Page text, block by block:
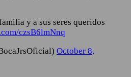
y a sus seres queridos
czsB6lmNnq
October 8,